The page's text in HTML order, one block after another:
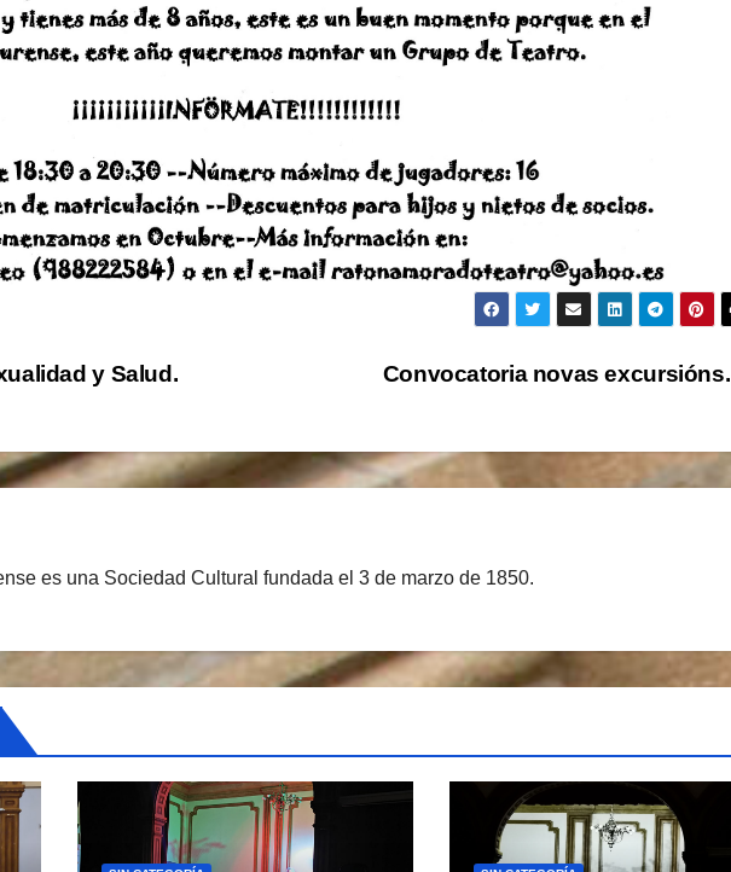
Convocatoria novas excursións.
y Salud.
es una Sociedad Cultural fundada el 3 de marzo de 1850.